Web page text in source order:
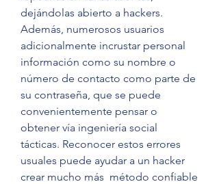
dejándolas abierto a hackers.
Además, numerosos usuarios
adicionalmente incrustar personal
información como su nombre o
número de contacto como parte de
su contraseña, que se puede
convenientemente pensar o
obtener vía ingeniería social
tácticas. Reconocer estos errores
usuales puede ayudar a un hacker
crear mucho más  método confiable